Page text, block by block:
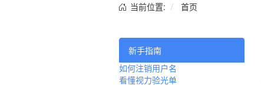
当前位置: 首页
新手指南
如何注销用户名
看懂视力验光单